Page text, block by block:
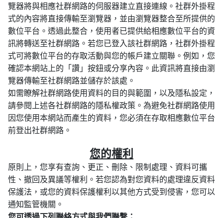
覽器將與相應社群網路的伺服器建立直接連線。社群外掛程
式的內容將直接傳輸至瀏覽器，並由瀏覽器整合至所提供的
數位平台。透過此整合，使用者已提供給相應數位平台的資
訊將轉送至社群網路。若您已登入該社群網路，社群外掛程
式可將數位平台的存取活動與您的帳戶建立關聯。例如，您
確認本網站上的「讚」按鈕或分享內容。此資訊將直接由瀏
覽器傳輸至社群網路並儲存於該處。
如需瞭解社群網路使用資料的目的與範圍，以及隱私設定，
請參閱上述各社群網路的隱私權政策。為避免社群網路使用
因您使用本網站而產生的資料，您必須在存取相應數位平台
前登出社群網路。
您的權利
原則上，您享有查詢、更正、刪除、限制處理、資料可攜
性、撤回及異議等權利。若您認為對您資料的處理違反資料
保護法，或您的資料保護權利以其他方式受到侵害，您可以
通知監管機關。